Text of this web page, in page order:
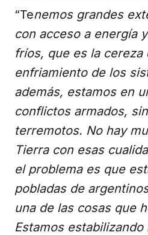
“Tenemos grandes
con acceso a energía
fríos, que es la cereza
enfriamiento de los
además, estamos en
conflictos armados,
terremotos. No hay
Tierra con esas
el problema es que
pobladas de
una de las cosas que
Estamos